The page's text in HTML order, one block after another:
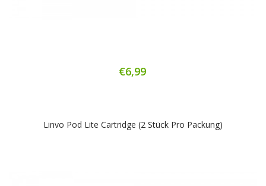
€6,99
Linvo Pod Lite Cartridge (2 Stück Pro Packung)